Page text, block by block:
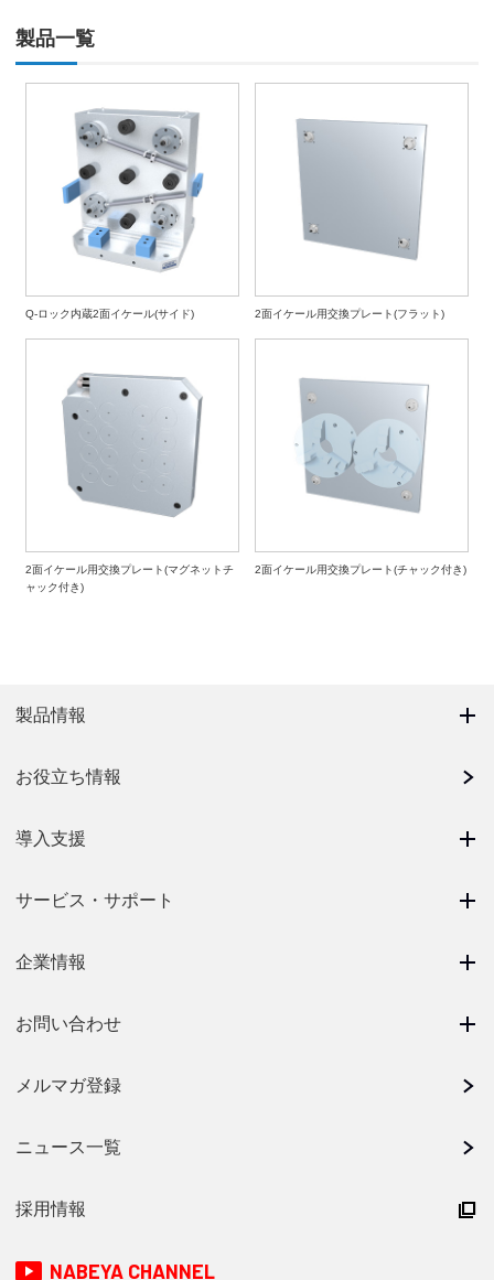
製品一覧
Q-ロック内蔵2面イケール(サイド) 2面イケール用交換プレート(フラット)
2面イケール用交換プレート(マグネットチ
ャック付き)
2面イケール用交換プレート(チャック付き)
製品情報
お役立ち情報
導入支援
サービス・サポート
企業情報
お問い合わせ
メルマガ登録
ニュース一覧
採用情報
NABEYA CHANNEL